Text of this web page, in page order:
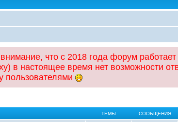
что с 2018 года форум
в настоящее время нет возможности
пользователями
ТЕМЫ СООБЩЕНИЯ